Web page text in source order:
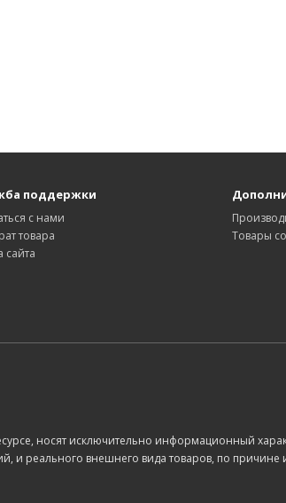
поддержки
с нами
товара
сайта
Товары
носят исключительно информационный
и реального внешнего вида товаров, по